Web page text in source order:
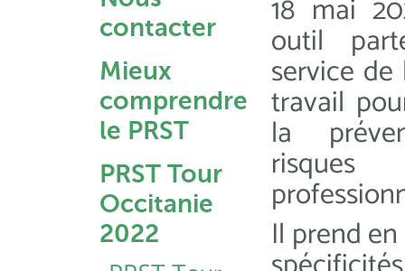
contacter
Mieux
comprendre
le PRST
PRST Tour
Occitanie
2022
18 mai
outil
service
travail
la
risques
Il prend